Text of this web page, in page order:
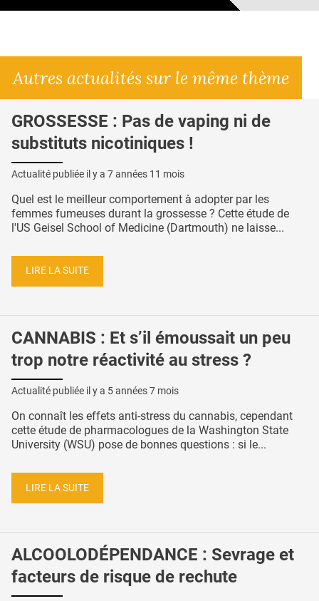
Autres actualités sur le même thème
GROSSESSE : Pas de vaping ni de
substituts nicotiniques !
Actualité publiée il y a 7 années 11 mois
Quel est le meilleur comportement à adopter par les
femmes fumeuses durant la grossesse ? Cette étude de
l'US Geisel School of Medicine (Dartmouth) ne laisse...
LIRE LA SUITE
CANNABIS : Et s’il émoussait un peu
trop notre réactivité au stress ?
Actualité publiée il y a 5 années 7 mois
On connaît les effets anti-stress du cannabis, cependant
cette étude de pharmacologues de la Washington State
University (WSU) pose de bonnes questions : si le...
LIRE LA SUITE
ALCOOLODÉPENDANCE : Sevrage et
facteurs de risque de rechute